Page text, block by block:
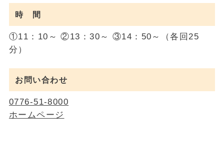
時 間
①11：10～ ②13：30～ ③14：50～（各回25
分）
お問い合わせ
0776-51-8000
ホームページ